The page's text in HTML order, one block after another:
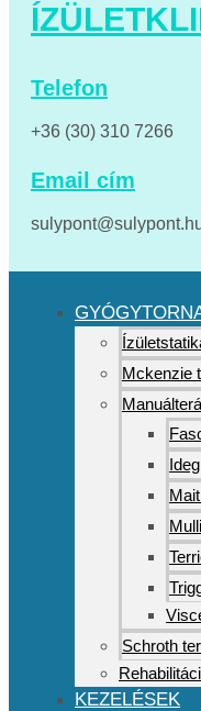
Telefon
+36 (30) 310 7266
Email cím
Mckenzie
Schroth
KEZELÉSEK